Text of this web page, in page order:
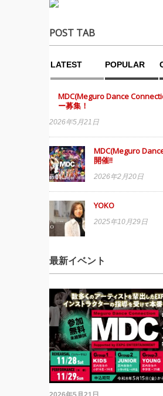
POST TAB
LATEST POPULAR
MDC(Meguro Dance
ー募集！
2026年5月21日
MDC(Meguro
開催!!
2026年2月20日
YOKO
2025年10月29日
最新イベント